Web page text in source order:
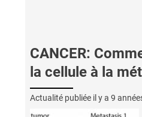
CANCER:
la cellule à la
Actualité publiée il y a 9